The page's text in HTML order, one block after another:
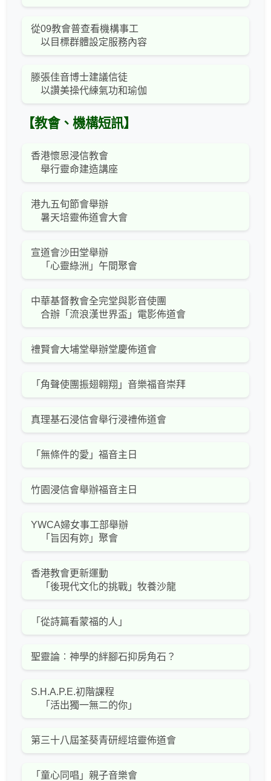
從09教會普查看機構事工
以目標群體設定服務內容
滕張佳音博士建議信徒
以讚美操代練氣功和瑜伽
【教會、機構短訊】
香港懷恩浸信教會
舉行靈命建造講座
港九五旬節會舉辦
暑天培靈佈道會大會
宣道會沙田堂舉辦
「心靈綠洲」午間聚會
中華基督教會全完堂與影音使團
合辦「流浪漢世界盃」電影佈道會
禮賢會大埔堂舉辦堂慶佈道會
「角聲使團振翅翱翔」音樂福音崇拜
真理基石浸信會舉行浸禮佈道會
「無條件的愛」福音主日
竹園浸信會舉辦福音主日
YWCA婦女事工部舉辦
「旨因有妳」聚會
香港教會更新運動
「後現代文化的挑戰」牧養沙龍
「從詩篇看蒙福的人」
聖靈論︰神學的絆腳石抑房角石？
S.H.A.P.E.初階課程
「活出獨一無二的你」
第三十八屆荃葵青研經培靈佈道會
「童心同唱」親子音樂會